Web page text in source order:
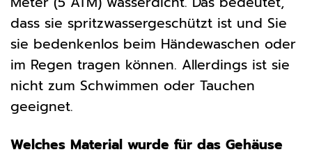
dass sie spritzwassergeschützt ist und Sie
sie bedenkenlos beim Händewaschen oder
im Regen tragen können. Allerdings ist sie
nicht zum Schwimmen oder Tauchen
geeignet.
Welches Material wurde für das Gehäuse